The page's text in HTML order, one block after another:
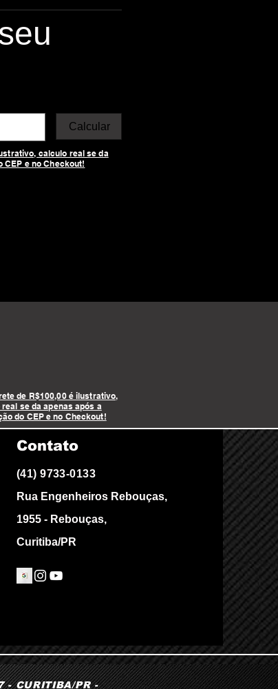
Calcular
calculo real se da
CEP e no Checkout!
de R$100,00 é ilustrativo,
se da apenas após a
do CEP e no Checkout!
Contato
(41) 9733-0133
Rua Engenheiros Rebouças,
1955 - Rebouças,
Curitiba/PR
- CURITIBA/PR -